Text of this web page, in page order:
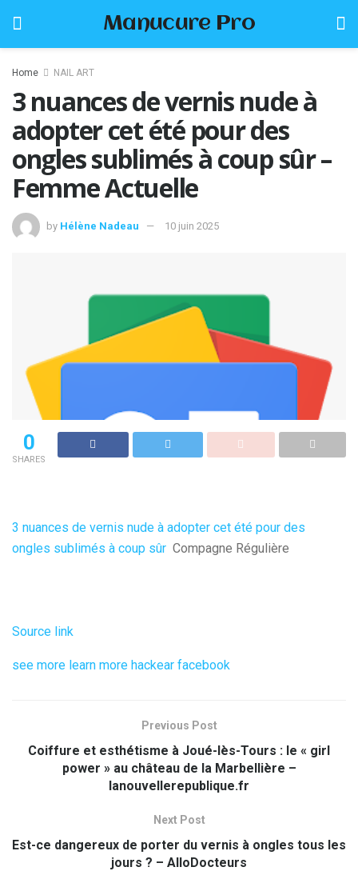
Manucure Pro
Home NAIL ART
3 nuances de vernis nude à
adopter cet été pour des
ongles sublimés à coup sûr –
Femme Actuelle
by Hélène Nadeau 10 juin 2025
0
SHARES
3 nuances de vernis nude à adopter cet été pour des
ongles sublimés à coup sûr Compagne Régulière
Source link
see more learn more hackear facebook
Previous Post
Coiffure et esthétisme à Joué-lès-Tours : le « girl
power » au château de la Marbellière –
lanouvellerepublique.fr
Next Post
Est-ce dangereux de porter du vernis à ongles tous les
jours ? – AlloDocteurs